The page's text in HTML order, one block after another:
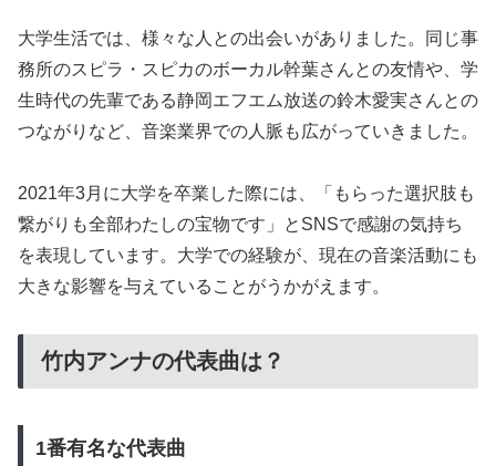
大学生活では、様々な人との出会いがありました。同じ事
務所のスピラ・スピカのボーカル幹葉さんとの友情や、学
生時代の先輩である静岡エフエム放送の鈴木愛実さんとの
つながりなど、音楽業界での人脈も広がっていきました。
2021年3月に大学を卒業した際には、「もらった選択肢も
繋がりも全部わたしの宝物です」とSNSで感謝の気持ち
を表現しています。大学での経験が、現在の音楽活動にも
大きな影響を与えていることがうかがえます。
竹内アンナの代表曲は？
1番有名な代表曲